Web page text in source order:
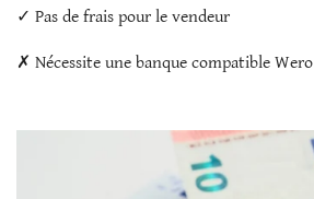
✓ Pas de frais pour le vendeur
✗ Nécessite une banque compatible Wero